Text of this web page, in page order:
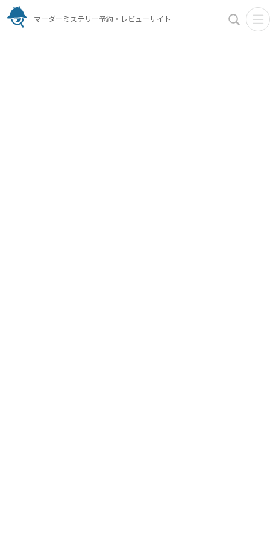
マーダーミステリー予約・レビューサイト